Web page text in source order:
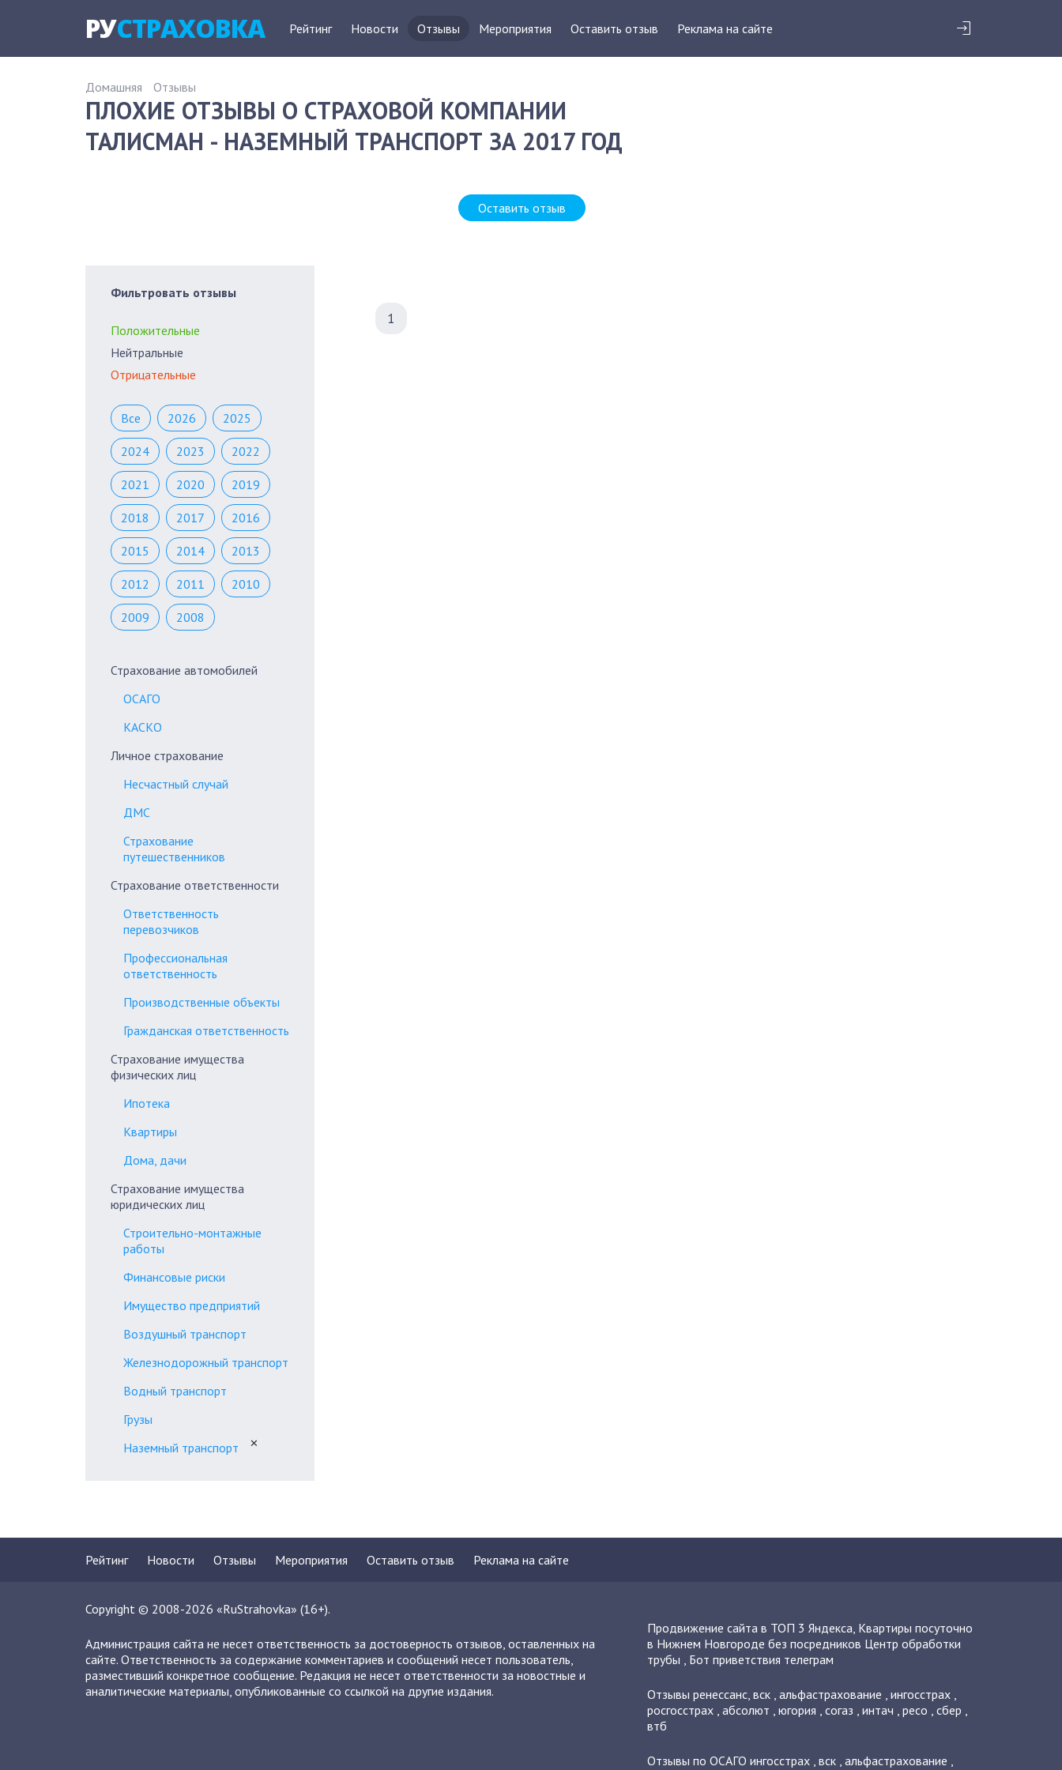
РУСТРАХОВКА Рейтинг Новости Отзывы Мероприятия Оставить отзыв Реклама на сайте
Домашняя Отзывы
ПЛОХИЕ ОТЗЫВЫ О СТРАХОВОЙ КОМПАНИИ
ТАЛИСМАН - НАЗЕМНЫЙ ТРАНСПОРТ ЗА 2017 ГОД
Оставить отзыв
1
Фильтровать отзывы
Положительные
Нейтральные
Отрицательные
Все 2026 2025
2024 2023 2022
2021 2020 2019
2018 2017 2016
2015 2014 2013
2012 2011 2010
2009 2008
Страхование автомобилей
ОСАГО
КАСКО
Личное страхование
Несчастный случай
ДМС
Страхование
путешественников
Страхование ответственности
Ответственность
перевозчиков
Профессиональная
ответственность
Производственные объекты
Гражданская ответственность
Страхование имущества
физических лиц
Ипотека
Квартиры
Дома, дачи
Страхование имущества
юридических лиц
Строительно-монтажные
работы
Финансовые риски
Имущество предприятий
Воздушный транспорт
Железнодорожный транспорт
Водный транспорт
Грузы
Наземный транспорт
✕
Рейтинг Новости Отзывы Мероприятия Оставить отзыв Реклама на сайте
Copyright © 2008-2026 «RuStrahovka» (16+).
Администрация сайта не несет ответственность за достоверность отзывов, оставленных на
сайте. Ответственность за содержание комментариев и сообщений несет пользователь,
разместивший конкретное сообщение. Редакция не несет ответственности за новостные и
аналитические материалы, опубликованные со ссылкой на другие издания.
Продвижение сайта в ТОП 3 Яндекса, Квартиры посуточно
в Нижнем Новгороде без посредников Центр обработки
трубы , Бот приветствия телеграм
Отзывы ренессанс, вск, альфастрахование , ингосстрах,
росгосстрах, абсолют , югория , согаз , интач , ресо , сбер ,
втб
Отзывы по ОСАГО ингосстрах, вск, альфастрахование ,